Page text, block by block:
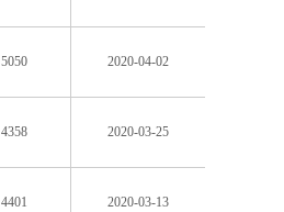
5050 2020-04-02
4358 2020-03-25
4401 2020-03-13